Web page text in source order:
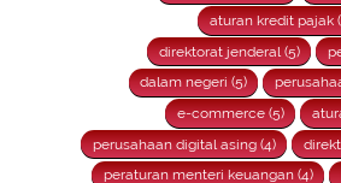
aturan kredit pajak
direktorat jenderal (5)
dalam negeri (5)
e-commerce (5)
perusahaan digital asing (4)
peraturan menteri keuangan (4)